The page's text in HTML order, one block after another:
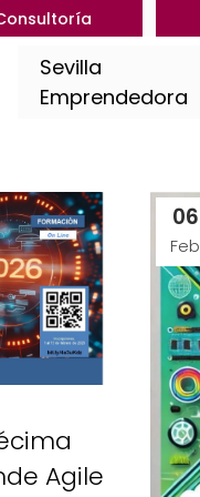
Sevilla
Emprendedora
Agile
06
Feb